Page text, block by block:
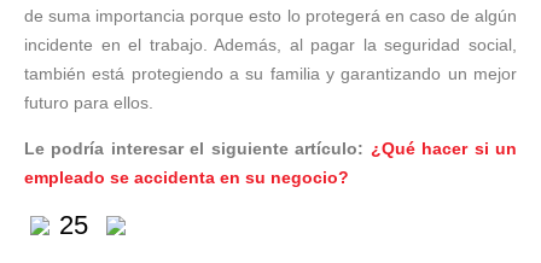
de suma importancia porque esto lo protegerá en caso de algún
incidente en el trabajo. Además, al pagar la seguridad social,
también está protegiendo a su familia y garantizando un mejor
futuro para ellos.
Le podría interesar el siguiente artículo: ¿Qué hacer si un
empleado se accidenta en su negocio?
25